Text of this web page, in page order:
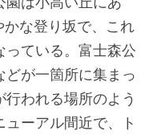
かな登り坂で、これ
ている。富士森公
が一箇所に集まっ
われる場所のよう
ーアル間近で、ト